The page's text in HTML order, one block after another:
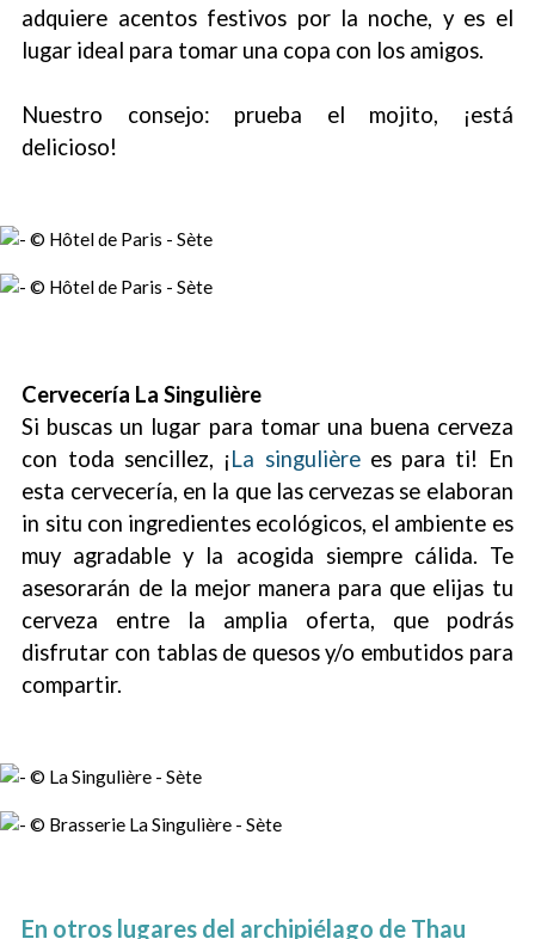
adquiere acentos festivos por la noche, y es el
lugar ideal para tomar una copa con los amigos.
Nuestro consejo: prueba el mojito, ¡está
delicioso!
Cervecería La Singulière
Si buscas un lugar para tomar una buena cerveza
con toda sencillez, ¡La singulièrees para ti! En
esta cervecería, en la que las cervezas se elaboran
in situ con ingredientes ecológicos, el ambiente es
muy agradable y la acogida siempre cálida. Te
asesorarán de la mejor manera para que elijas tu
cerveza entre la amplia oferta, que podrás
disfrutar con tablas de quesos y/o embutidos para
compartir.
En otros lugares del archipiélago de Thau